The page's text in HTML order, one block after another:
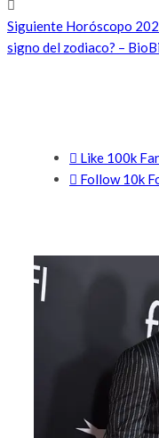
Siguiente Horóscopo
signo del zodiaco? –
Like 100k
Follow10k